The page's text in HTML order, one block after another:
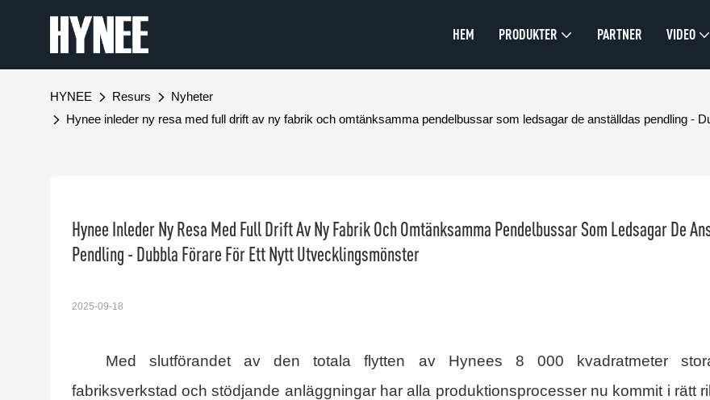
HEM PRODUKTER PARTNER VIDEO
HYNEE Resurs
Nyheter
Hynee inleder ny resa med full drift av ny fabrik och omtänksamma pendelbussar som ledsagar de anställdas pendling -
Hynee Inleder Ny Resa Med Full Drift Av Ny Fabrik Och Omtänksamma Pendelbussar Som Ledsagar De
Pendling - Dubbla Förare För Ett Nytt Utvecklingsmönster
2025-09-18
Med slutförandet av den totala flytten av Hynees 8 000 kvadratmeter
fabriksverkstad och stödjande anläggningar har alla produktionsprocesser nu kommit i rätt